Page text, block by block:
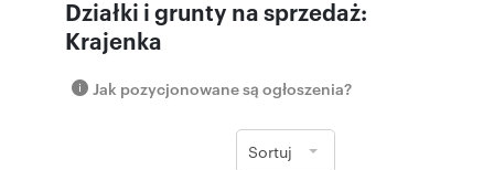
Działki i grunty na sprzedaż:
Krajenka
Jak pozycjonowane są ogłoszenia?
Sortuj